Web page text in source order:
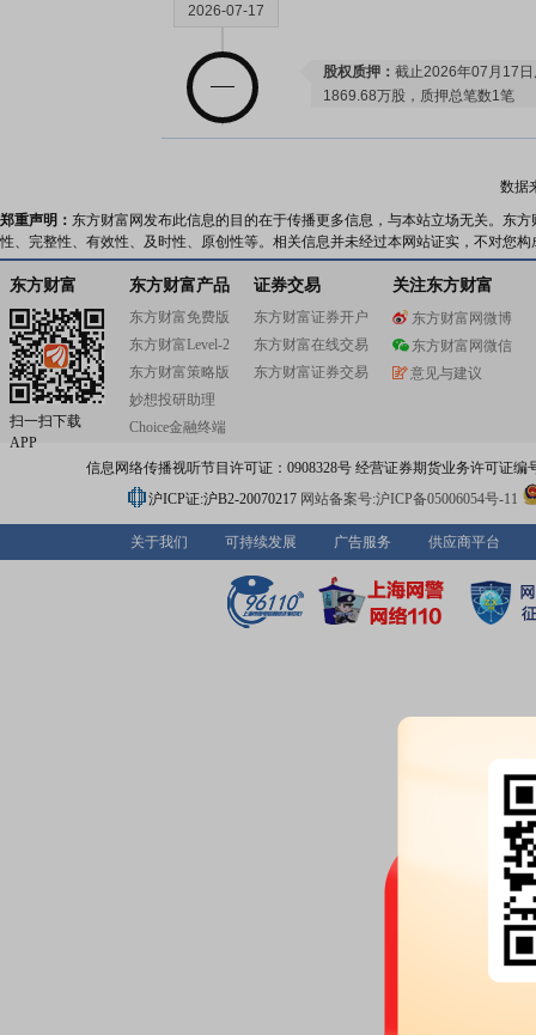
2026-07-17
股权质押： 截止2026年07月17
1869.68万股，质押总笔数1笔
业绩预告：2026年07月15日预
万元，变动81.41%～101.57%
2026年07月15日发布
股本变动：2026年07月15日因
2026-07-14
重塑估值体系》研报
2026-07-10
股权质押：截止2026年07月10
1560.00万股，质押总笔数1笔
月14日；除权除息日：2026年
派1.985111元(含税,扣税后
2026年07月09日发布《
资本公积金转增股本方案的公告
截止2026年07月03
1560.00万股，质押总笔数1笔
数据
郑重声明： 东方财富网发布此信息的目的在于传播更多信息，与本站立场无关。东
性、完整性、有效性、及时性、原创性等。相关信息并未经过本网站证实，不对您
东方财富
扫一扫下载
APP
东方财富产品
东方财富免费版
东方财富Level-2
东方财富策略版
妙想投研助理
Choice金融终端
证券交易
东方财富证券开户
东方财富在线交易
东方财富证券交易
关注东方财富
东方财富网微博
东方财富网微信
意见与建议
信息网络传播视听节目许可证：0908328号 经营证券期货业务许可证编
沪ICP证:沪B2-20070217 网站备案号:沪ICP备05006054号-11
关于我们 可持续发展 广告服务 供应商平台